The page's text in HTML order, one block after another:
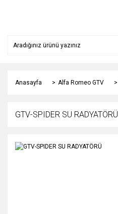
Anasayfa Alfa Romeo GTV
GTV-SPIDER SU RADYATÖRÜ